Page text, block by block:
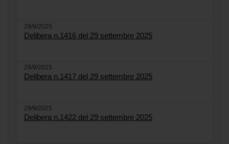
29/9/2025
Delibera n.1416 del 29 settembre 2025
29/9/2025
Delibera n.1417 del 29 settembre 2025
29/9/2025
Delibera n.1422 del 29 settembre 2025